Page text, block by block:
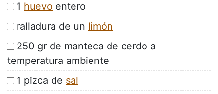
1 huevo entero
ralladura de un limón
250 gr de manteca de cerdo a
temperatura ambiente
1 pizca de sal